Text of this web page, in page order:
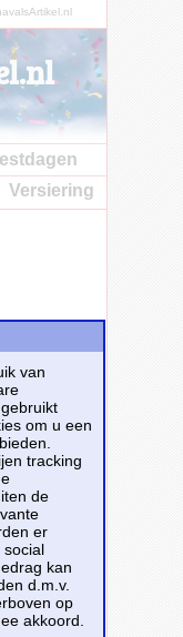
Versiering
5.20!
van
om u een
tracking
de
er
social
kan
d.m.v.
op
akkoord.